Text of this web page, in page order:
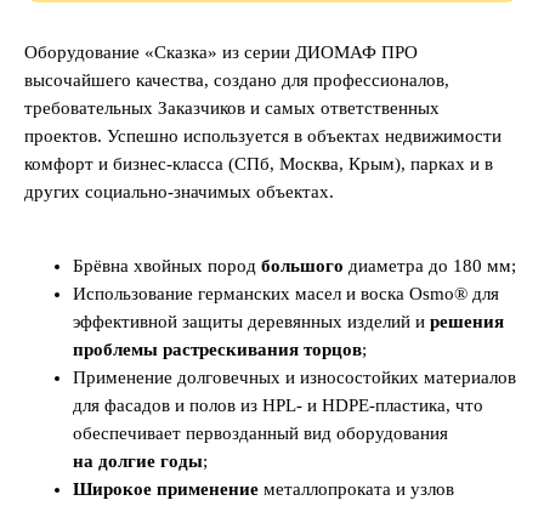
Оборудование «Сказка» из серии ДИОМАФ ПРО
высочайшего качества, создано для профессионалов,
требовательных Заказчиков и самых ответственных
проектов. Успешно используется в объектах недвижимости
комфорт и бизнес-класса (СПб, Москва, Крым), парках и в
других социально-значимых объектах.
Брёвна хвойных пород большого диаметра до 180 мм;
Использование германских масел и воска Osmo® для
эффективной защиты деревянных изделий и решения
проблемы растрескивания торцов;
Применение долговечных и износостойких материалов
для фасадов и полов из HPL- и HDPE-пластика, что
обеспечивает первозданный вид оборудования
на долгие годы;
Широкое применение металлопроката и узлов